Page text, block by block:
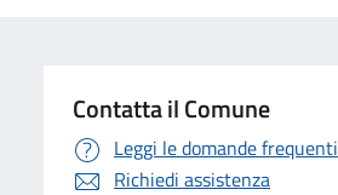
Contatta il Comune
Leggi le domande frequenti
Richiedi assistenza